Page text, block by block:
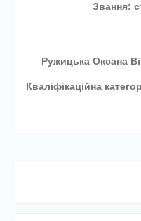
Звання:
Ружицька Оксана
Кваліфікаційна